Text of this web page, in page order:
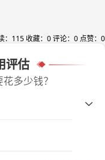
： 115 收藏： 0评论： 0 点赞： 0
评估
多少钱？